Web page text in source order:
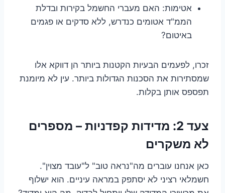
אטימות: האם מעברי החשמל בקירות ובדלת
הממ"ד אטומים כנדרש, ללא סדקים או פגמים
באיטום?
זכרו, לפעמים הבעיות הקטנות ביותר הן דווקא אלו
שמסתירות את הסכנות הגדולות ביותר. עין לא מיומנת
תפספס אותן בקלות.
צעד 2: מדידות קפדניות – מספרים
לא משקרים
כאן אנחנו עוברים מה"נראה טוב" ל"עובד מצוין".
חשמלאי רציני לא יסתפק במראה עיניים. הוא ישלוף